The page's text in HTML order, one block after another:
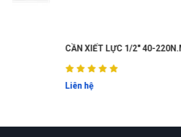
CẦN XIẾT LỰC 1/2" 40-220N.M WOKIN